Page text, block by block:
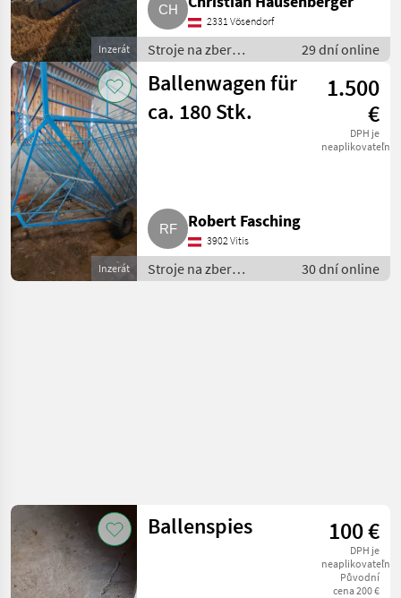
Inzerát
2331 Vösendorf
Stroje na zber
objemových krmív /
transportéry balíkov
29 dní online
Inzerát
Ballenwagen für
ca. 180 Stk.
1.500
€
DPH je
neaplikovateľné
Robert Fasching
3902 Vitis
Stroje na zber
objemových krmív /
30 dní online
Ballenspies 100 €
DPH je
neaplikovateľné
Původní
cena 200 €